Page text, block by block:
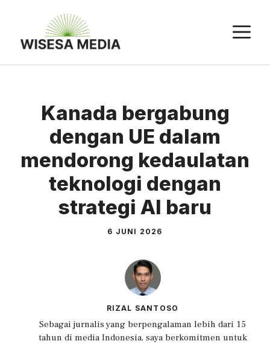
Kanada bergabung
dengan UE dalam
mendorong kedaulatan
teknologi dengan
strategi AI baru
6 JUNI 2026
RIZAL SANTOSO
Sebagai jurnalis yang berpengalaman lebih dari 15
tahun di media Indonesia, saya berkomitmen untuk